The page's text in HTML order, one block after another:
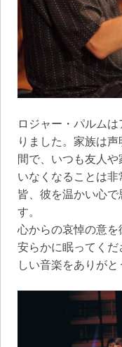
ロジャー・パルム
りました。家族は
間で、いつも友人
いなくなることは
皆、彼を温かい心
す。
心からの哀悼の意を
安らかに眠ってく
しい音楽をありがと